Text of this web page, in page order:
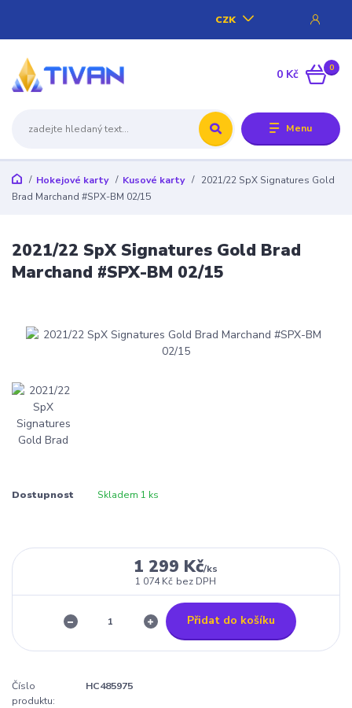
Menu
CZK
0
0 Kč
Hokejové karty Kusové karty
2021/22 SpX Signatures Gold
Brad Marchand #SPX-BM 02/15
2021/22 SpX Signatures Gold Brad
Marchand #SPX-BM 02/15
Dostupnost Skladem 1 ks
1 299 Kč/ks
1 074 Kč bez DPH
Přidat do košíku
Číslo
produktu:
HC485975